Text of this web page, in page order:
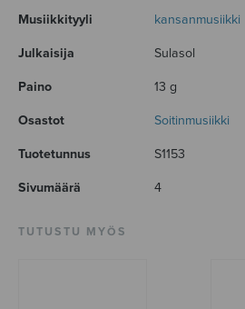
Musiikkityyli kansanmusiikki
Julkaisija Sulasol
Paino 13 g
Osastot Soitinmusiikki
Tuotetunnus S1153
Sivumäärä 4
TUTUSTU MYÖS